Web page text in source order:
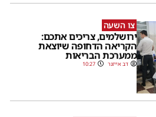
צו השעה
ירושלמים, צריכים אתכם:
הקריאה הדחופה שיוצאת
ממערכת הבריאות
דב אייזנר 10:27